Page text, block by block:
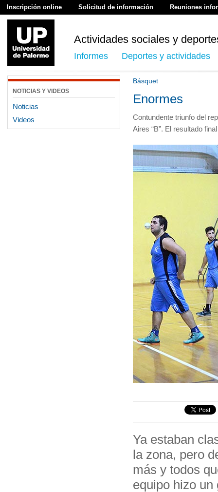
Inscripción online Solicitud de información Reuniones
Actividades sociales y
Informes Deportes y actividades
NOTICIAS Y VIDEOS
Noticias
Videos
Básquet
Enormes
Contundente triunfo del
Aires “B”. El resultado
Ya estaban
la zona, pero
más y todos
equipo hizo